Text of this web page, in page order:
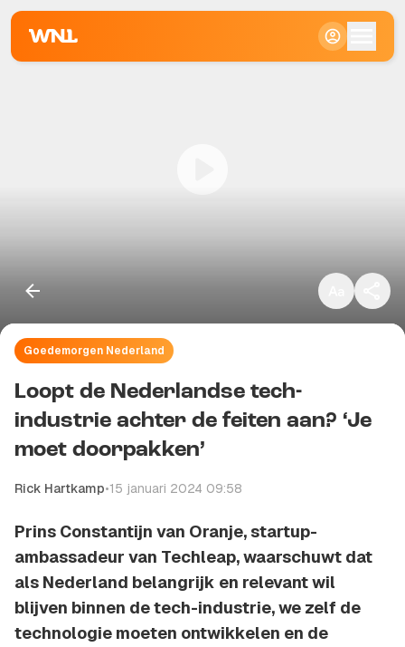
Goedemorgen Nederland
Loopt de Nederlandse tech-
industrie achter de feiten aan? ‘Je
moet doorpakken’
Rick Hartkamp•15 januari 2024 09:58
Prins Constantijn van Oranje, startup-
ambassadeur van Techleap, waarschuwt dat
als Nederland belangrijk en relevant wil
blijven binnen de tech-industrie, we zelf de
technologie moeten ontwikkelen en de